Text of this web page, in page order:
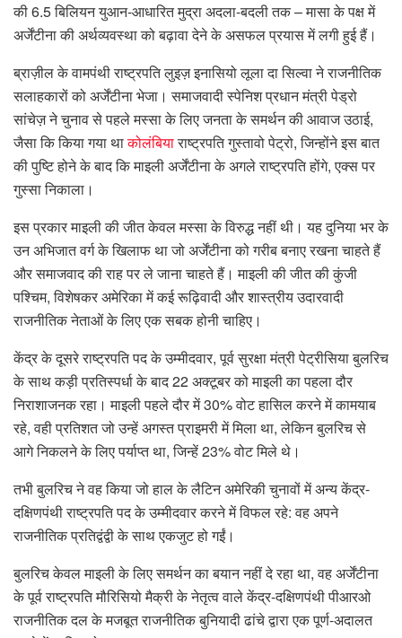
की 6.5 बिलियन युआन-आधारित मुद्रा अदला-बदली तक – मासा के पक्ष में
अर्जेंटीना की अर्थव्यवस्था को बढ़ावा देने के असफल प्रयास में लगी हुई हैं।
ब्राज़ील के वामपंथी राष्ट्रपति लुइज़ इनासियो लूला दा सिल्वा ने राजनीतिक
सलाहकारों को अर्जेंटीना भेजा। समाजवादी स्पेनिश प्रधान मंत्री पेड्रो
सांचेज़ ने चुनाव से पहले मस्सा के लिए जनता के समर्थन की आवाज उठाई,
जैसा कि किया गया थाकोलंबियाराष्ट्रपति गुस्तावो पेट्रो, जिन्होंने इस बात
की पुष्टि होने के बाद कि माइली अर्जेंटीना के अगले राष्ट्रपति होंगे, एक्स पर
गुस्सा निकाला।
इस प्रकार माइली की जीत केवल मस्सा के विरुद्ध नहीं थी। यह दुनिया भर के
उन अभिजात वर्ग के खिलाफ था जो अर्जेंटीना को गरीब बनाए रखना चाहते हैं
और समाजवाद की राह पर ले जाना चाहते हैं। माइली की जीत की कुंजी
पश्चिम, विशेषकर अमेरिका में कई रूढ़िवादी और शास्त्रीय उदारवादी
राजनीतिक नेताओं के लिए एक सबक होनी चाहिए।
केंद्र के दूसरे राष्ट्रपति पद के उम्मीदवार, पूर्व सुरक्षा मंत्री पेट्रीसिया बुलरिच
के साथ कड़ी प्रतिस्पर्धा के बाद 22 अक्टूबर को माइली का पहला दौर
निराशाजनक रहा। माइली पहले दौर में 30% वोट हासिल करने में कामयाब
रहे, वही प्रतिशत जो उन्हें अगस्त प्राइमरी में मिला था, लेकिन बुलरिच से
आगे निकलने के लिए पर्याप्त था, जिन्हें 23% वोट मिले थे।
तभी बुलरिच ने वह किया जो हाल के लैटिन अमेरिकी चुनावों में अन्य केंद्र-
दक्षिणपंथी राष्ट्रपति पद के उम्मीदवार करने में विफल रहे: वह अपने
राजनीतिक प्रतिद्वंद्वी के साथ एकजुट हो गईं।
बुलरिच केवल माइली के लिए समर्थन का बयान नहीं दे रहा था, वह अर्जेंटीना
के पूर्व राष्ट्रपति मौरिसियो मैक्री के नेतृत्व वाले केंद्र-दक्षिणपंथी पीआरओ
राजनीतिक दल के मजबूत राजनीतिक बुनियादी ढांचे द्वारा एक पूर्ण-अदालत